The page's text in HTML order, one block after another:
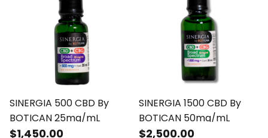
SINERGIA 500 CBD By
BOTICAN 25mg/mL
$1,450.00
SINERGIA 1500 CBD By
BOTICAN 50mg/mL
$2,500.00